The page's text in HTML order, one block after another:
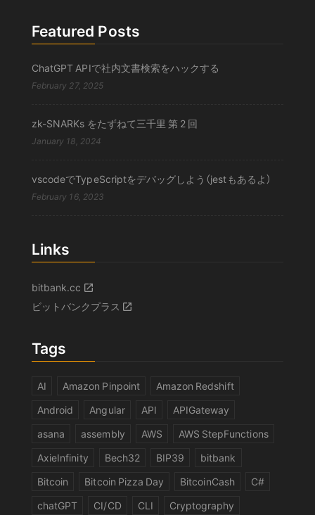
Featured Posts
ChatGPT APIで社内文書検索をハックする
February 27, 2025
zk-SNARKs をたずねて三千里 第 2 回
January 18, 2024
vscodeでTypeScriptをデバッグしよう（jestもあるよ）
February 16, 2023
Links
bitbank.cc
ビットバンクプラス
Tags
AI Amazon Pinpoint
Amazon Redshift
Android
Angular API
APIGateway
asana
assembly AWS
AWS StepFunctions
AxieInfinity
Bech32 BIP39
bitbank
Bitcoin
Bitcoin Pizza Day BitcoinCash
C#
chatGPT
CI/CD CLI
Cryptography